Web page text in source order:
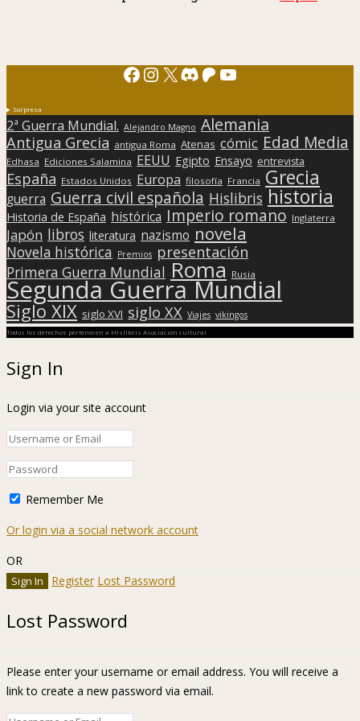
Facebook
Instagram
X Discord
Patreon
YouTube
Sorpresa
2ª Guerra Mundial. Alejandro Magno Alemania
Antigua Grecia antigua Roma Atenas cómic Edad Media
Edhasa Ediciones Salamina EEUU Egipto Ensayo entrevista
España Estados Unidos Europa filosofía Francia Grecia
guerra Guerra civil española Hislibris historia
Historia de España histórica Imperio romano Inglaterra
Japón libros literatura nazismo novela
Novela histórica Premios presentación
Primera Guerra Mundial Roma Rusia
Segunda Guerra Mundial
Siglo XIX siglo XVI siglo XX Viajes vikingos
Todos los derechos pertenecen a Hislibris Asociación cultural
Sign In
Login via your site account
Remember Me
Or login via a social network account
OR
Register Lost Password
Lost Password
Please enter your username or email address. You will receive a
link to create a new password via email.